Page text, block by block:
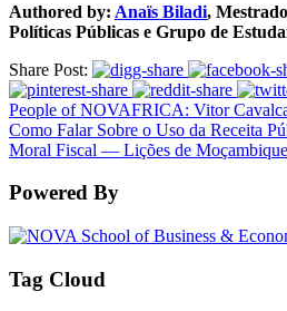
Authored by: Anaïs Biladi,
Políticas Públicas e Grupo de
Share Post:
People of NOVAFRICA: Vitor
Como Falar Sobre o Uso da Receita
Moral Fiscal — Lições de Moçambique
Powered By
Tag Cloud